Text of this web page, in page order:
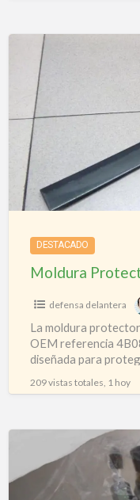
Moldura
Protectora
Puerta
Audi
(1997–
2004)
Original
OEM
4B0853963BGRU
Imprimada
DESTACADO
defensa delantera
La moldura
OEM referencia
diseñada para
209 vistas totales, 1 hoy
inyección
OPEL